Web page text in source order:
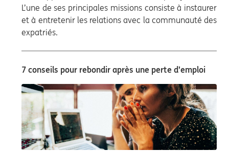
L’une de ses principales missions consiste à instaurer
et à entretenir les relations avec la communauté des
expatriés.
7 conseils pour rebondir après une perte d’emploi